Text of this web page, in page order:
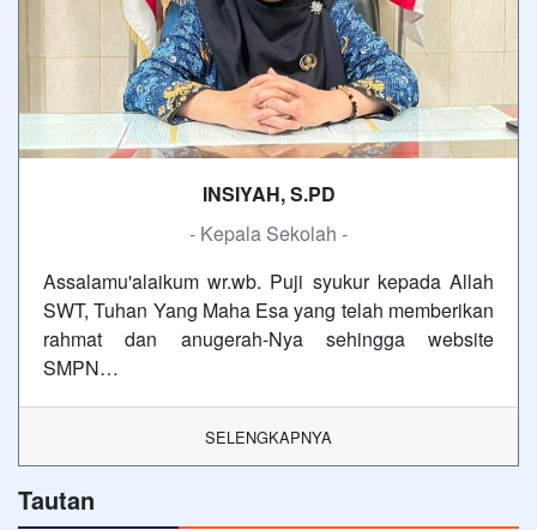
INSIYAH, S.PD
- Kepala Sekolah -
Assalamu'alaikum wr.wb. Puji syukur kepada Allah
SWT, Tuhan Yang Maha Esa yang telah memberikan
rahmat dan anugerah-Nya sehingga website
SMPN…
SELENGKAPNYA
Tautan